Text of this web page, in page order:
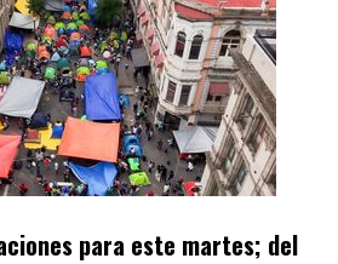
para este martes; del